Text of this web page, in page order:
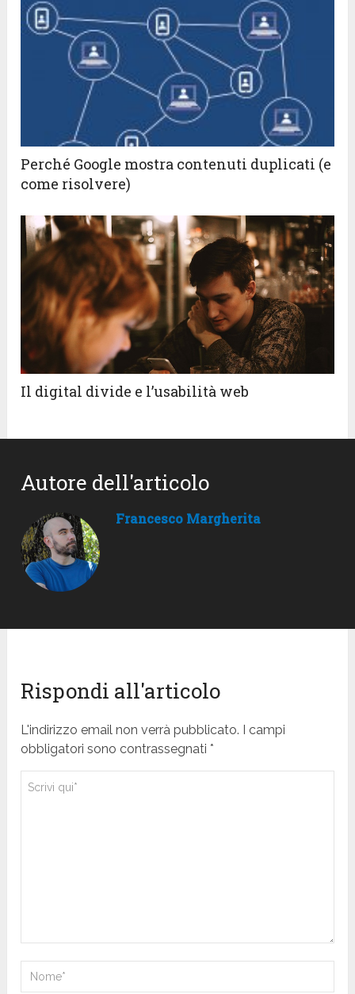
Perché Google mostra contenuti duplicati (e
come risolvere)
Il digital divide e l’usabilità web
Autore dell'articolo
Francesco Margherita
Rispondi all'articolo
L'indirizzo email non verrà pubblicato. I campi
obbligatori sono contrassegnati *